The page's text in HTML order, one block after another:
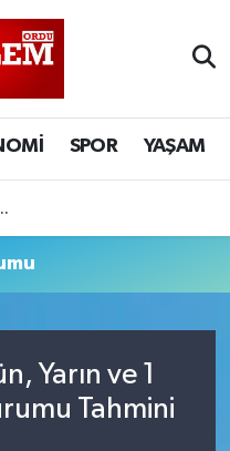
SPOR YAŞAM
Yarın ve 1
Tahmini